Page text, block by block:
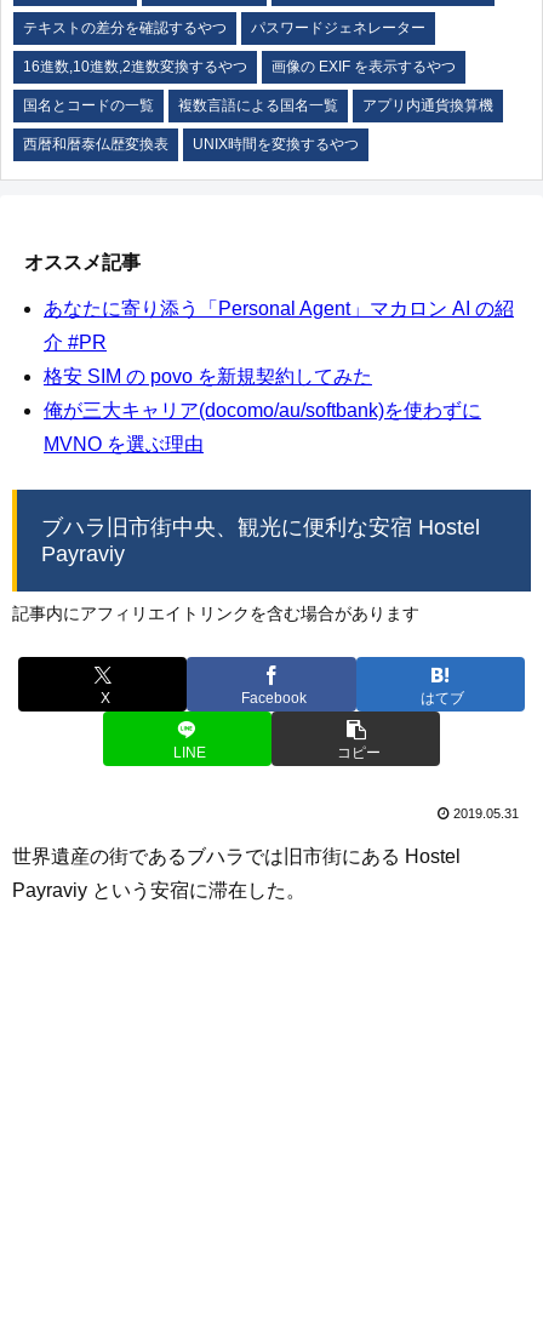
テキストの差分を確認するやつ パスワードジェネレーター
16進数,10進数,2進数変換するやつ 画像の EXIF を表示するやつ
国名とコードの一覧 複数言語による国名一覧 アプリ内通貨換算機
西暦和暦泰仏歴変換表 UNIX時間を変換するやつ
オススメ記事
あなたに寄り添う「Personal Agent」マカロン AI の紹
介 #PR
格安 SIM の povo を新規契約してみた
俺が三大キャリア(docomo/au/softbank)を使わずに
MVNO を選ぶ理由
ブハラ旧市街中央、観光に便利な安宿 Hostel
Payraviy
記事内にアフィリエイトリンクを含む場合があります
X Facebook はてブ
LINE コピー
2019.05.31
世界遺産の街であるブハラでは旧市街にある Hostel
Payraviy という安宿に滞在した。